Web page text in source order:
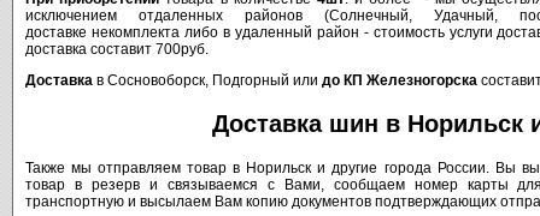
исключением
отдаленных районов (Солнечный, Удачный,
доставке некомплекта либов удаленный район - стоимость услуги
доставка составит 700руб.
Доставка в Сосновоборск, Подгорный или до КП Железногорска
Доставкашин в Норильск
Также мы отправляем товар в Норильск идругие города России. Вы
товар в резерви связываемся с Вами, сообщаем номер карты
транспортную и высылаем Вам копию документов подтверждающих